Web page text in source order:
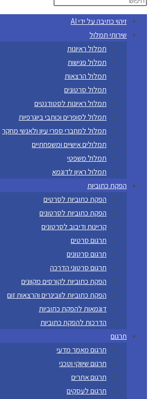
זיהוי כתיבה על ידי AI
שירותי תמלול
תמלול ראיונות
תמלול פגישות
תמלול הרצאות
תמלול סרטונים
תמלול ראיונות לסטודנטים
תמלול לסופרים וכותבי ביוגרפיות
תמלול למחברי ספרי עיון ולאנשי מחקר
תמלולים אישיים ומשפחתיים
תמלול משפטי
תמלול ראיון לדוגמא
הפקת כתוביות
הפקת כתוביות לסרטים
הפקת כתוביות לסרטונים
קריינות ודיבוב לסרטונים
תרגום סרטים
תרגום סרטונים
תרגום סרטוני הדרכה
הפקת כתוביות לקורסים מקוונים
הפקת כתוביות לוובינרים והרצאות זום
דוגמאות להפקת כתוביות
הדרכות להפקת כתוביות
תרגום
תרגום מאמר מדעי
תרגום שיווקי וטכני
תרגום אתרים
תרגום לעסקים